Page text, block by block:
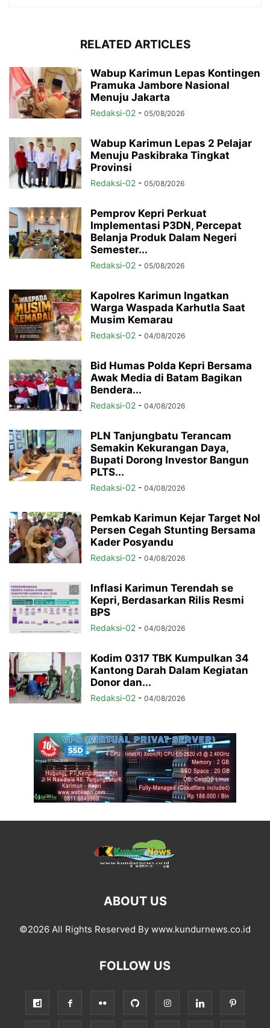
RELATED ARTICLES
Wabup Karimun Lepas Kontingen
Pramuka Jambore Nasional
Menuju Jakarta
Redaksi-02 - 05/08/2026
Wabup Karimun Lepas 2 Pelajar
Menuju Paskibraka Tingkat
Provinsi
Redaksi-02 - 05/08/2026
Pemprov Kepri Perkuat
Implementasi P3DN, Percepat
Belanja Produk Dalam Negeri
Semester...
Redaksi-02 - 05/08/2026
Kapolres Karimun Ingatkan
Warga Waspada Karhutla Saat
Musim Kemarau
Redaksi-02 - 04/08/2026
Bid Humas Polda Kepri Bersama
Awak Media di Batam Bagikan
Bendera...
Redaksi-02 - 04/08/2026
PLN Tanjungbatu Terancam
Semakin Kekurangan Daya,
Bupati Dorong Investor Bangun
PLTS...
Redaksi-02 - 04/08/2026
Pemkab Karimun Kejar Target Nol
Persen Cegah Stunting Bersama
Kader Posyandu
Redaksi-02 - 04/08/2026
Inflasi Karimun Terendah se
Kepri, Berdasarkan Rilis Resmi
BPS
Redaksi-02 - 04/08/2026
Kodim 0317 TBK Kumpulkan 34
Kantong Darah Dalam Kegiatan
Donor dan...
Redaksi-02 - 04/08/2026
ABOUT US
©2026 All Rights Reserved By www.kundurnews.co.id
FOLLOW US